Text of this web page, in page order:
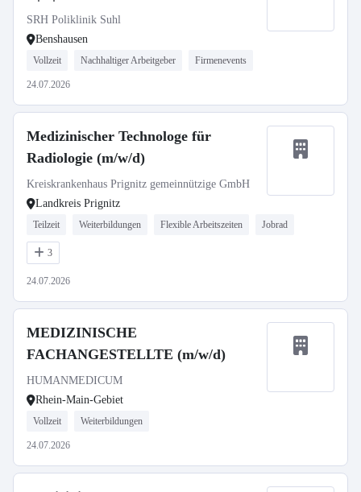
SRH Poliklinik Suhl
Benshausen
Vollzeit Nachhaltiger Arbeitgeber Firmenevents
24.07.2026
Medizinischer Technologe für
Radiologie (m/w/d)
Kreiskrankenhaus Prignitz gemeinnützige GmbH
Landkreis Prignitz
Teilzeit Weiterbildungen Flexible Arbeitszeiten Jobrad
3
24.07.2026
MEDIZINISCHE
FACHANGESTELLTE (m/w/d)
HUMANMEDICUM
Rhein-Main-Gebiet
Vollzeit Weiterbildungen
24.07.2026